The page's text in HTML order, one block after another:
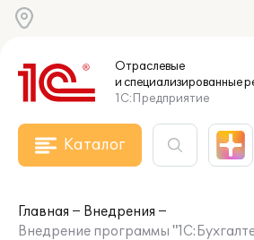
Отраслевые
и специализированные
1С:Предприятие
Каталог
Главная
Внедрения
Внедрение программы